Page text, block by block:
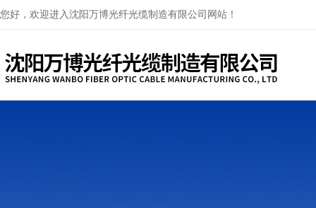
您好，欢迎进入沈阳万博光纤光缆制造有限公司网站！